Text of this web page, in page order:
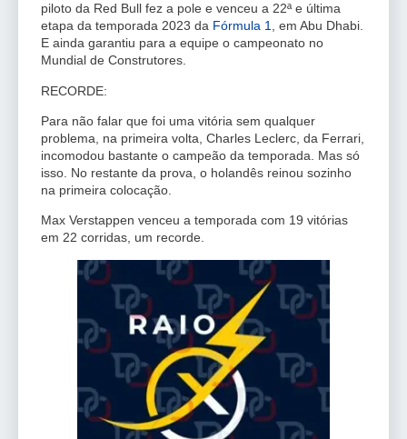
piloto da Red Bull fez a pole e venceu a 22ª e última
etapa da temporada 2023 da Fórmula 1, em Abu Dhabi.
E ainda garantiu para a equipe o campeonato no
Mundial de Construtores.
RECORDE:
Para não falar que foi uma vitória sem qualquer
problema, na primeira volta, Charles Leclerc, da Ferrari,
incomodou bastante o campeão da temporada. Mas só
isso. No restante da prova, o holandês reinou sozinho
na primeira colocação.
Max Verstappen venceu a temporada com 19 vitórias
em 22 corridas, um recorde.